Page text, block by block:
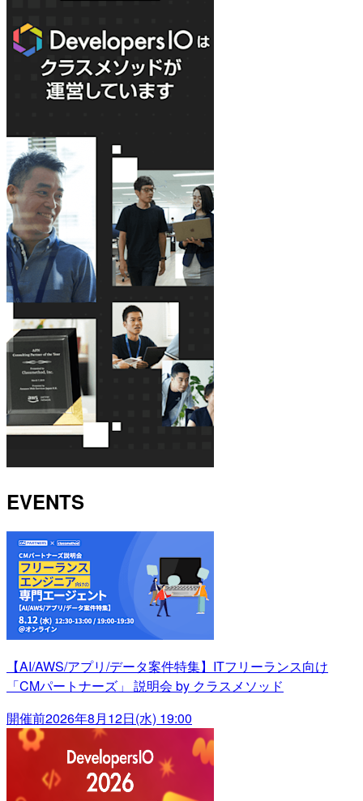
EVENTS
【AI/AWS/アプリ/データ案件特集】ITフリーランス向け
「CMパートナーズ」 説明会 by クラスメソッド
開催前2026年8月12日(水) 19:00